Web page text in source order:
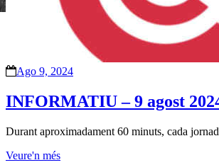
Ago 9, 2024
INFORMATIU – 9 agost
Durant aproximadament 60 minuts, cada
Veure'n més